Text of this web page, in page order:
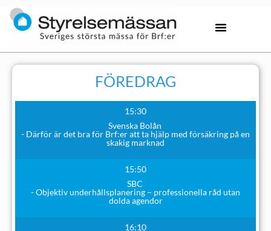
FÖREDRAG
15:30
Svenska Bolån
- Därför är det bra för Brf:er att ta hjälp med försäkring på en
skakig marknad
15:50
SBC
- Objektiv underhållsplanering – professionella råd utan
dolda agendor
16:10